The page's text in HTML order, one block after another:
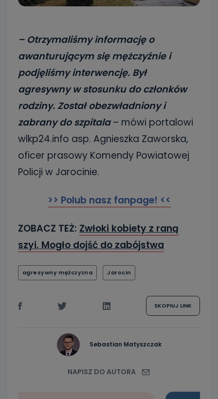
– Otrzymaliśmy informację o
awanturującym się mężczyźnie i
podjęliśmy interwencję. Był
agresywny w stosunku do członków
rodziny. Został obezwładniony i
zabrany do szpitala– mówi portalowi
wlkp24.info asp. Agnieszka Zaworska,
oficer prasowy Komendy Powiatowej
Policji w Jarocinie.
>> Polub nasz fanpage! <<
ZOBACZ TEŻ: Zwłoki kobiety z raną
szyi. Mogło dojść do zabójstwa
agresywny mężczyzna Jarocin
SKOPIUJ LINK
Sebastian Matyszczak
NAPISZ DO AUTORA